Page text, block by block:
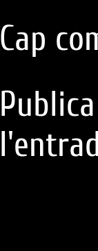
Cap